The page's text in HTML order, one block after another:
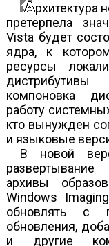
рхитектура
претерпела
Vista будет
ядра, к
ресурсы
компоновка
работу
кто вынужден
и языковые
В новой
архивы
Windows
обновлять с
обновления,
и другие